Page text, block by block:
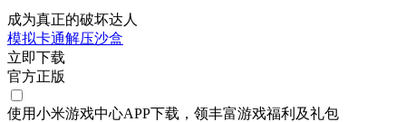
成为真正的破坏达人
模拟卡通解压沙盒
立即下载
官方正版
使用小米游戏中心APP下载 ，领丰富游戏福利 及礼包